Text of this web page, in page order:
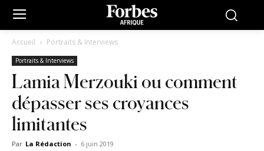
Accueil Portraits & Interviews
Portraits & Interviews
Lamia Merzouki ou comment
dépasser ses croyances
limitantes
Par La Rédaction - 6 juin 2019